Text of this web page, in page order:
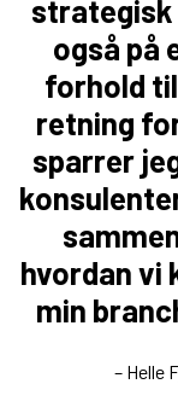
strategisk
også på
forhold
retning
sparrer
hvordan vi
min
– Helle